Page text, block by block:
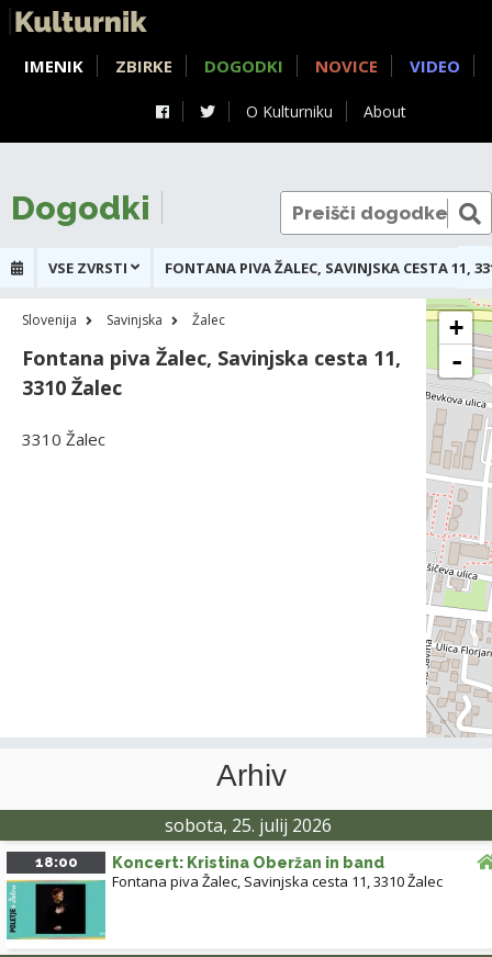
O Kulturniku About
IMENIK ZBIRKE DOGODKI NOVICE VIDEO
Dogodki
VSE ZVRSTI
Slovenija Savinjska Žalec
Fontana piva Žalec, Savinjska cesta 11,
3310 Žalec
3310 Žalec
+
-
Arhiv
sobota, 25. julij 2026
18:00 Koncert: Kristina Oberžan in band
Fontana piva Žalec, Savinjska cesta 11, 3310 Žalec